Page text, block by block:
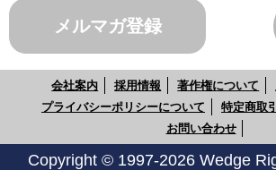
メルマガ登録
会社案内 採用情報 著作権について
プライバシーポリシーについて
特定商取
お問い合わせ
Copyright © 1997-2026 Wedge